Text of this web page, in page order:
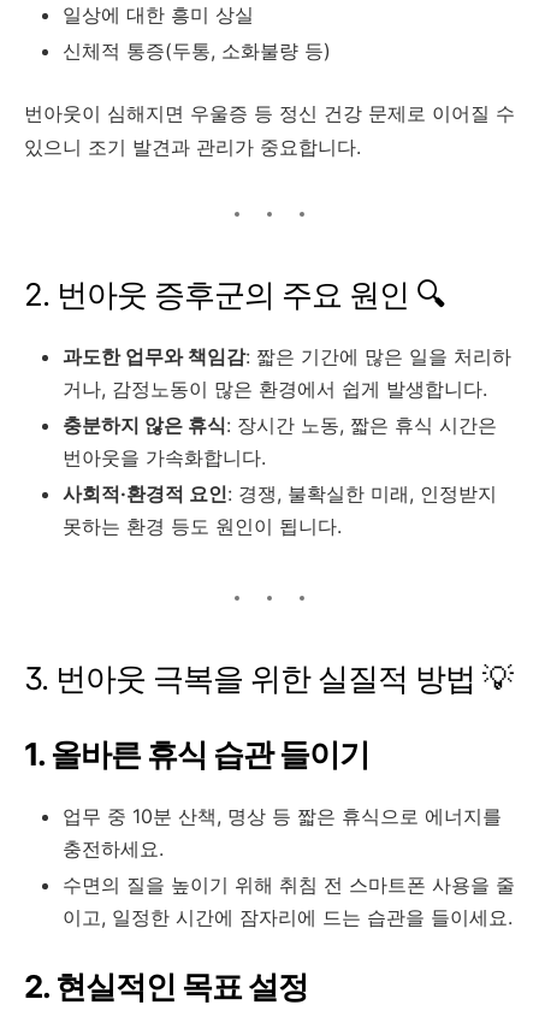
일상에 대한 흥미 상실
신체적 통증(두통, 소화불량 등)
번아웃이 심해지면 우울증 등 정신 건강 문제로 이어질 수
있으니 조기 발견과 관리가 중요합니다.
2. 번아웃 증후군의 주요 원인 🔍
과도한 업무와 책임감: 짧은 기간에 많은 일을 처리하
거나, 감정노동이 많은 환경에서 쉽게 발생합니다.
충분하지 않은 휴식: 장시간 노동, 짧은 휴식 시간은
번아웃을 가속화합니다.
사회적·환경적 요인: 경쟁, 불확실한 미래, 인정받지
못하는 환경 등도 원인이 됩니다.
3. 번아웃 극복을 위한 실질적 방법 💡
1. 올바른 휴식 습관 들이기
업무 중 10분 산책, 명상 등 짧은 휴식으로 에너지를
충전하세요.
수면의 질을 높이기 위해 취침 전 스마트폰 사용을 줄
이고, 일정한 시간에 잠자리에 드는 습관을 들이세요.
2. 현실적인 목표 설정